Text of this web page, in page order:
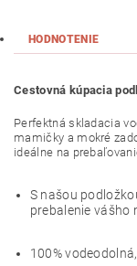
HODNOTENIE
Cestovná kúpacia
Perfektná skladacia
mamičky a mokré
ideálne na
S našou
prebalenie vášho
100%